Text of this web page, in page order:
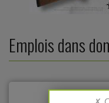
Emplois dans